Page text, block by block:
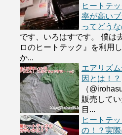
ヒートテ
率が高いブ
ってどう
です、いろはすです。 僕は
ロのヒートテック』を利用
か...
エアリズ
因とは！？
（
販売して
目...
ヒートテ
の！？実